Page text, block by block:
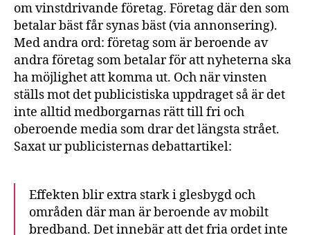
om vinstdrivande företag. Företag där den som
betalar bäst får synas bäst (via annonsering).
Med andra ord: företag som är beroende av
andra företag som betalar för att nyheterna ska
ha möjlighet att komma ut. Och när vinsten
ställs mot det publicistiska uppdraget så är det
inte alltid medborgarnas rätt till fri och
oberoende media som drar det längsta strået.
Saxat ur publicisternas debattartikel:
Effekten blir extra stark i glesbygd och
områden där man är beroende av mobilt
bredband. Det innebär att det fria ordet inte